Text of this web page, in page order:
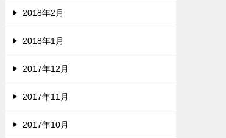
2018年2月
2018年1月
2017年12月
2017年11月
2017年10月